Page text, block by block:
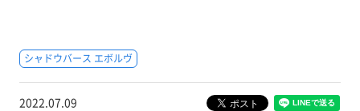
シャドウバース エボルヴ
2022.07.09